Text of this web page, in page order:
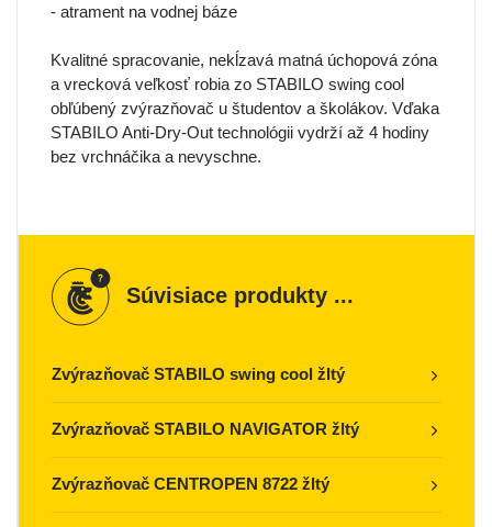
- atrament na vodnej báze
Kvalitné spracovanie, nekĺzavá matná úchopová zóna
a vrecková veľkosť robia zo STABILO swing cool
obľúbený zvýrazňovač u študentov a školákov. Vďaka
STABILO Anti-Dry-Out technológii vydrží až 4 hodiny
bez vrchnáčika a nevyschne.
Súvisiace produkty ...
Zvýrazňovač STABILO swing cool žltý
Zvýrazňovač STABILO NAVIGATOR žltý
Zvýrazňovač CENTROPEN 8722 žltý